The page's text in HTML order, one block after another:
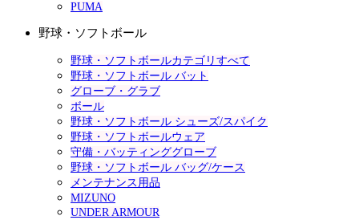
PUMA
野球・ソフトボール
野球・ソフトボールカテゴリすべて
野球・ソフトボール バット
グローブ・グラブ
ボール
野球・ソフトボール シューズ/スパイク
野球・ソフトボールウェア
守備・バッティンググローブ
野球・ソフトボール バッグ/ケース
メンテナンス用品
MIZUNO
UNDER ARMOUR